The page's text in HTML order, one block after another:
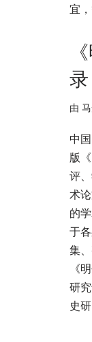
宜
录
由
中
版
评
术
的
于
集
《
研
史